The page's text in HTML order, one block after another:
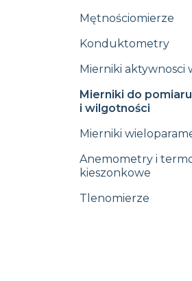
Mętnościomierze
Konduktometry
Mierniki aktywnosci
Mierniki do
i wilgotności
Mierniki
Anemometry i
kieszonkowe
Tlenomierze